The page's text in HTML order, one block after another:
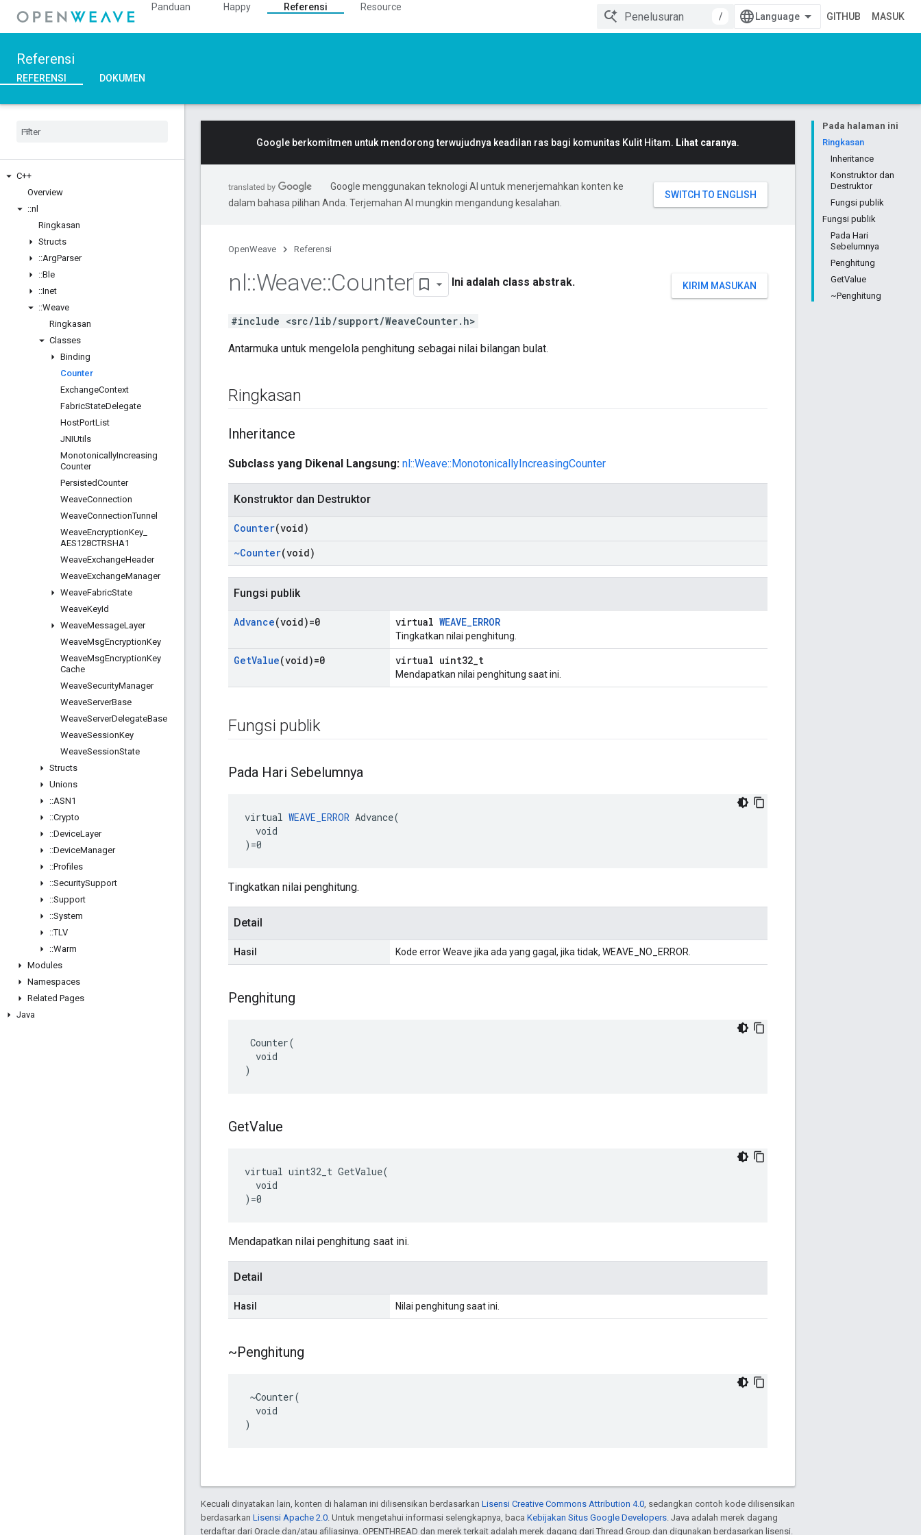
Panduan Happy Referensi
Resource
/
GITHUB MASUK
Referensi
REFERENSI DOKUMEN
C++
Overview
::nl
Ringkasan
Structs
::ArgParser
::Ble
::Inet
::Weave
Ringkasan
Classes
Binding
Counter
ExchangeContext
FabricStateDelegate
HostPortList
JNIUtils
MonotonicallyIncreasing
Counter
PersistedCounter
WeaveConnection
WeaveConnectionTunnel
WeaveEncryptionKey
AES128CTRSHA1
WeaveExchangeHeader
WeaveExchangeManager
WeaveFabricState
WeaveKeyId
WeaveMessageLayer
WeaveMsgEncryptionKey
WeaveMsgEncryptionKey
Cache
WeaveSecurityManager
WeaveServerBase
WeaveServerDelegateBase
WeaveSessionKey
WeaveSessionState
Structs
Unions
::ASN1
::Crypto
::DeviceLayer
::DeviceManager
::Profiles
::SecuritySupport
::Support
::System
::TLV
::Warm
Modules
Namespaces
Related Pages
Java
Pada halaman ini
Ringkasan
Inheritance
Konstruktor dan
Destruktor
Fungsi publik
Fungsi publik
Pada Hari
Sebelumnya
Penghitung
GetValue
~Penghitung
Google berkomitmen untuk mendorong terwujudnya keadilan ras bagi komunitas Kulit Hitam. Lihat caranya.
Google menggunakan teknologi AI untuk menerjemahkan konten ke
dalam bahasa pilihan Anda. Terjemahan AI mungkin mengandung kesalahan.
OpenWeave Referensi
KIRIM MASUKAN
nl::Weave::Counter Ini adalah class abstrak.
#include <src/lib/support/WeaveCounter.h>
Antarmuka untuk mengelola penghitung sebagai nilai bilangan bulat.
Ringkasan
Inheritance
Subclass yang Dikenal Langsung: nl::Weave::MonotonicallyIncreasingCounter
Konstruktor dan Destruktor
Counter(void)
~Counter(void)
Fungsi publik
Advance(void)=0 virtual WEAVE_ERROR
Tingkatkan nilai penghitung.
GetValue(void)=0 virtual uint32_t
Mendapatkan nilai penghitung saat ini.
Fungsi publik
Pada Hari Sebelumnya
virtual WEAVE_ERROR Advance(
  void
)=0
Tingkatkan nilai penghitung.
Detail
Hasil Kode error Weave jika ada yang gagal, jika tidak, WEAVE_NO_ERROR.
Penghitung
Counter(
  void
)
GetValue
virtual uint32_t GetValue(
  void
)=0
Mendapatkan nilai penghitung saat ini.
Detail
Hasil Nilai penghitung saat ini.
~Penghitung
~Counter(
  void
)
Kecuali dinyatakan lain, konten di halaman ini dilisensikan berdasarkan Lisensi Creative Commons Attribution 4.0, sedangkan contoh kode dilisensikan
berdasarkan Lisensi Apache 2.0. Untuk mengetahui informasi selengkapnya, baca Kebijakan Situs Google Developers. Java adalah merek dagang
terdaftar dari Oracle dan/atau afiliasinya. OPENTHREAD dan merek terkait adalah merek dagang dari Thread Group dan digunakan berdasarkan lisensi.